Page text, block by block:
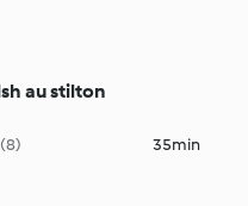
au stilton
(8) 35min